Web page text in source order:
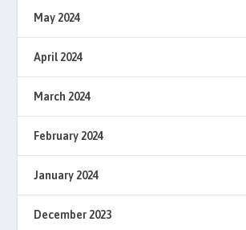
May 2024
April 2024
March 2024
February 2024
January 2024
December 2023